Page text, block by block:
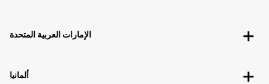
الإمارات العربية المتحدة
ألمانيا